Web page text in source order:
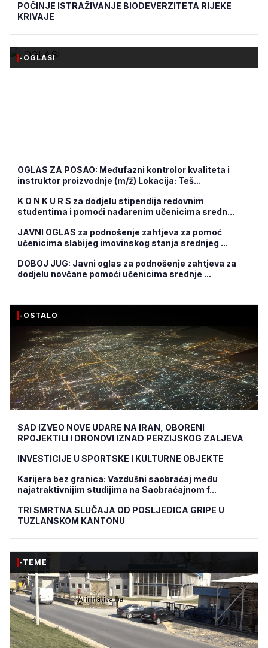
POČINJE ISTRAŽIVANJE BIODEVERZITETA RIJEKE
KRIVAJE
-OGLASI
OGLAS ZA POSAO: Međufazni kontrolor kvaliteta i
instruktor proizvodnje (m/ž) Lokacija: Teš...
K O N K U R S za dodjelu stipendija redovnim
studentima i pomoći nadarenim učenicima sredn...
JAVNI OGLAS za podnošenje zahtjeva za pomoć
učenicima slabijeg imovinskog stanja srednjeg ...
DOBOJ JUG: Javni oglas za podnošenje zahtjeva za
dodjelu novčane pomoći učenicima srednje ...
-OSTALO
SAD IZVEO NOVE UDARE NA IRAN, OBORENI
RPOJEKTILI I DRONOVI IZNAD PERZIJSKOG ZALJEVA
INVESTICIJE U SPORTSKE I KULTURNE OBJEKTE
Karijera bez granica: Vazdušni saobraćaj među
najatraktivnijim studijima na Saobraćajnom f...
TRI SMRTNA SLUČAJA OD POSLJEDICA GRIPE U
TUZLANSKOM KANTONU
-TEME